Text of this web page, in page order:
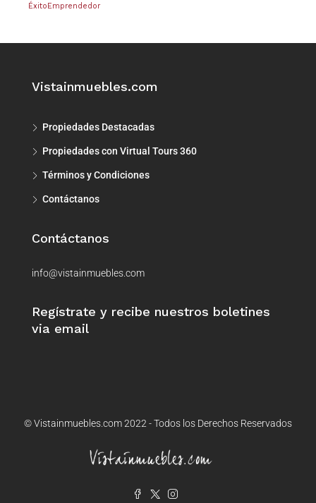
ÉxitoEmprendedor
Vistainmuebles.com
Propiedades Destacadas
Propiedades con Virtual Tours 360
Términos y Condiciones
Contáctanos
Contáctanos
info@vistainmuebles.com
Regístrate y recibe nuestros boletines
via email
© Vistainmuebles.com 2022 - Todos los Derechos Reservados